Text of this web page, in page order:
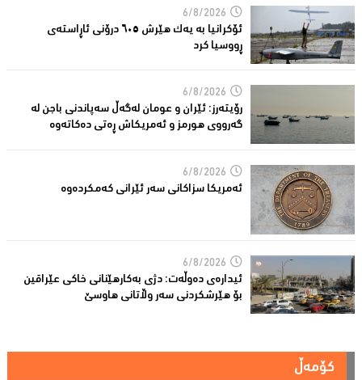
6/8/2026
ئۆکرانیا بە یەک هێرش ٦٠٥ درۆنی ئاڕاستەى
ڕووسیا کرد
6/8/2026
رۆیتەرز: ئێران و عومان لەگەڵ سەپاندنی باجن لە
گەرووی هورمز و ئەمریکاش ڕەتی دەکاتەوە
6/8/2026
ئه‌مریكا سزاكانی سه‌ر ئێرانی كه‌مكرده‌وه‌
6/8/2026
ئیدارەى دەوڵەت: دژى بەکارهێنانى خاکی عێراقین
بۆ هێرشکردنى سەر وڵاتانی هاوسێ
کۆمەڵ